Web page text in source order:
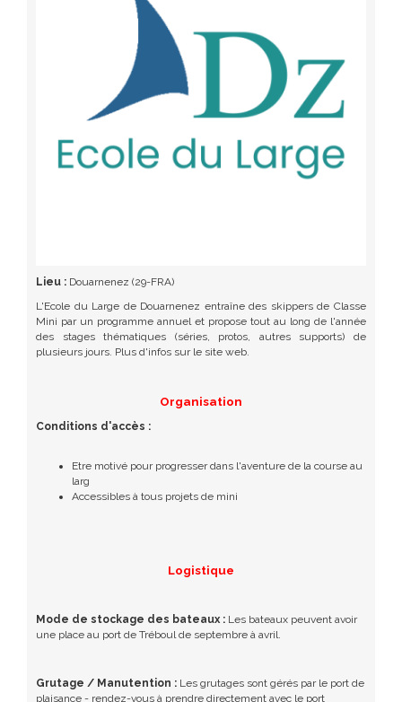
Lieu : Douarnenez (29-FRA)
L'Ecole du Large de Douarnenez entraîne des skippers de Classe
Mini par un programme annuel et propose tout au long de l'année
des stages thématiques (séries, protos, autres supports) de
plusieurs jours. Plus d'infos sur le site web.
Organisation
Conditions d'accès :
Etre motivé pour progresser dans l'aventure de la course au
larg
Accessibles à tous projets de mini
Logistique
Mode de stockage des bateaux : Les bateaux peuvent avoir
une place au port de Tréboul de septembre à avril.
Grutage / Manutention : Les grutages sont gérés par le port de
plaisance - rendez-vous à prendre directement avec le port